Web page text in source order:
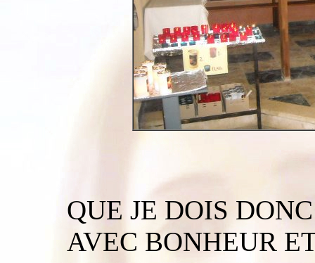
QUE JE DOIS
AVEC BONHEUR